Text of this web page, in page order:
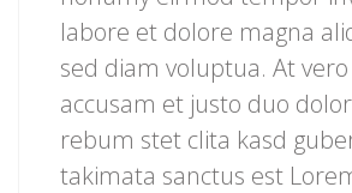
labore et dolore magna
sed diam voluptua. At
accusam et justo duo
rebum stet clita kasd
takimata sanctus est